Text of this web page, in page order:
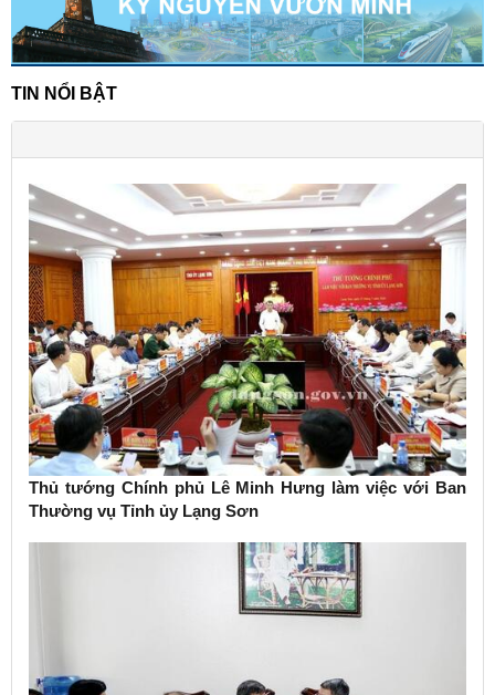
TIN NỔI BẬT
Thủ tướng Chính phủ Lê Minh Hưng làm việc với Ban
Thường vụ Tỉnh ủy Lạng Sơn